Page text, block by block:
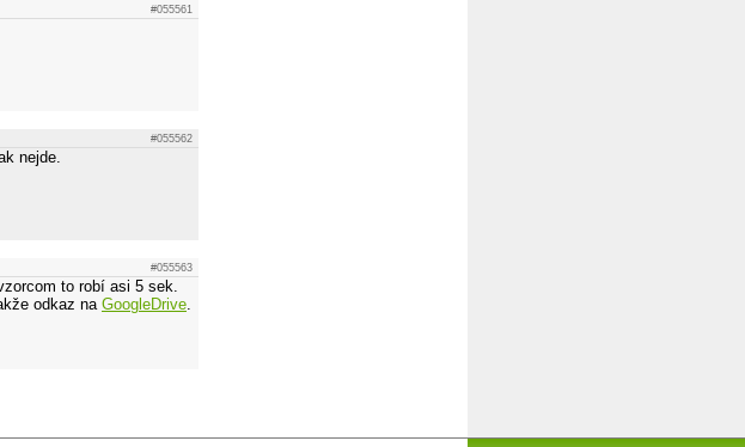
#055561
#055562
nejde.
#055563
to robí asi 5 sek.
odkaz na GoogleDrive.